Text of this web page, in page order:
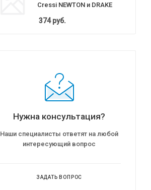
Cressi NEWTON и DRAKE
374руб.
Нужна консультация?
Наши специалисты ответят на любой
интересующий вопрос
ЗАДАТЬ ВОПРОС